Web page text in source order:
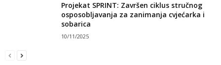
Projekat SPRINT: Završen ciklus stručnog
osposobljavanja za zanimanja cvjećarka i
sobarica
10/11/2025